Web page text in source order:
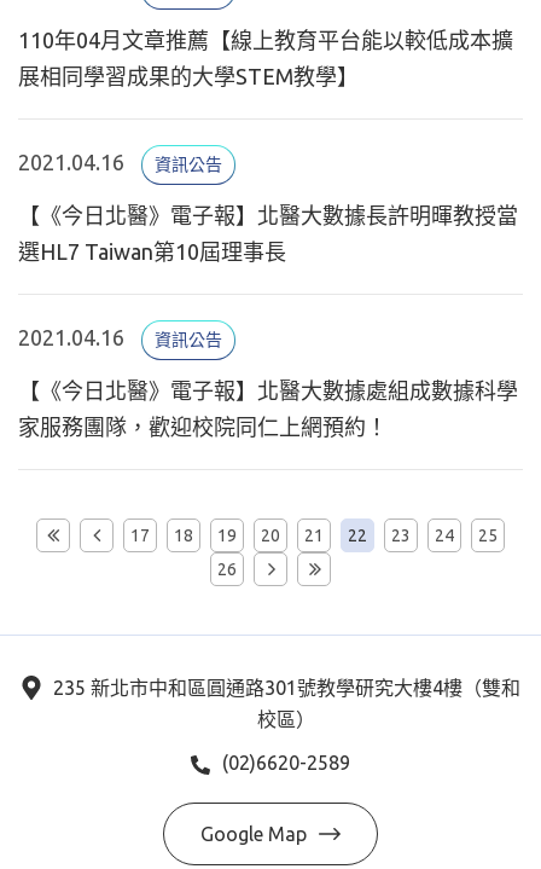
110年04月文章推薦【線上教育平台能以較低成本擴
展相同學習成果的大學STEM教學】
2021.04.16 資訊公告
【《今日北醫》電子報】北醫大數據長許明暉教授當
選HL7 Taiwan第10屆理事長
2021.04.16 資訊公告
【《今日北醫》電子報】北醫大數據處組成數據科學
家服務團隊，歡迎校院同仁上網預約！
17 18 19 20 21 22 23 24
25
26
235 新北市中和區圓通路301號教學研究大樓4樓（雙和
校區）
(02)6620-2589
Google Map